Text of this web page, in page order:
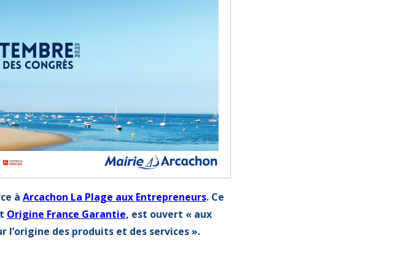
à Arcachon La Plage aux Entrepreneurs. Ce
Origine France Garantie, est ouvert « aux
des produits et des services ».